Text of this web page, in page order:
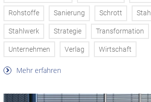
Rohstoffe Sanierung Schrott Stahl
Stahlwerk Strategie Transformation
Unternehmen Verlag Wirtschaft
Mehr erfahren